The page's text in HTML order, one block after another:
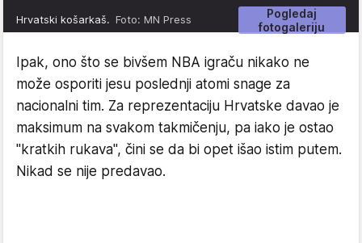
Pogledaj
fotogaleriju
Hrvatski košarkaš. Foto: MN Press
Ipak, ono što se bivšem NBA igraču nikako ne
može osporiti jesu poslednji atomi snage za
nacionalni tim. Za reprezentaciju Hrvatske davao je
maksimum na svakom takmičenju, pa iako je ostao
"kratkih rukava", čini se da bi opet išao istim putem.
Nikad se nije predavao.